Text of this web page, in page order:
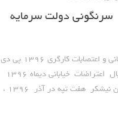
سرنگونی دولت سرمایه
در حاشیه اعتراضات خیابانی و اعتصابات کارگری ۱۳۹۶ پی دی
و تداوم اعتصاب کارگران نیشکر هفت تپه در آذر ۱۳۹۶ ،